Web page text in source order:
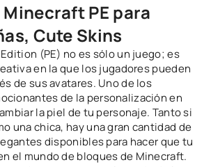
PE para
Cute Skins
(PE) no es sólo un juego; es
en la que los jugadores pueden
de sus avatares. Uno de los
de la personalización en
la piel de tu personaje. Tanto si
una chica, hay una gran cantidad de
disponibles para hacer que tu
el mundo de bloques de Minecraft.